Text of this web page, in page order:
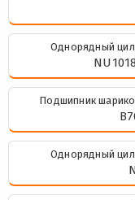
Однорядный
Подшипник
Однорядный